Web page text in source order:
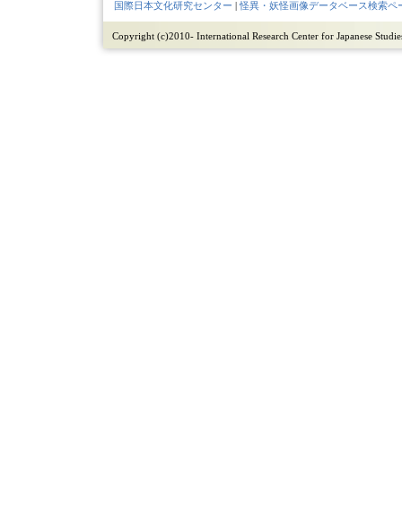
国際日本文化研究センター |怪異・妖怪画像データベース検索ペ
Copyright (c)2010- International Research Center for Japanese